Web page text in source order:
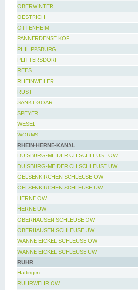
OBERWINTER
OESTRICH
OTTENHEIM
PANNERDENSE KOP
PHILIPPSBURG
PLITTERSDORF
REES
RHEINWEILER
RUST
SANKT GOAR
SPEYER
WESEL
WORMS
RHEIN-HERNE-KANAL
DUISBURG-MEIDERICH SCHLEUSE OW
DUISBURG-MEIDERICH SCHLEUSE UW
GELSENKIRCHEN SCHLEUSE OW
GELSENKIRCHEN SCHLEUSE UW
HERNE OW
HERNE UW
OBERHAUSEN SCHLEUSE OW
OBERHAUSEN SCHLEUSE UW
WANNE EICKEL SCHLEUSE OW
WANNE EICKEL SCHLEUSE UW
RUHR
Hattingen
RUHRWEHR OW